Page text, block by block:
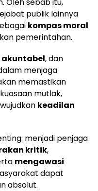
publik lainnya
kompas moral
pemerintahan.
akuntabel, dan
menjaga
memastikan
mutlak,
keadilan
menjadi penjaga
kritik,
mengawasi
dapat
absolut.